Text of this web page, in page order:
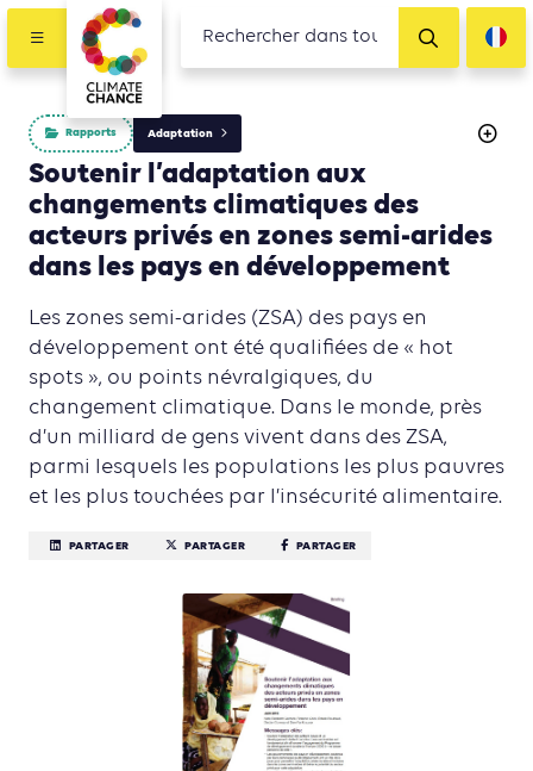
Rapports Adaptation
Soutenir l’adaptation aux
changements climatiques des
acteurs privés en zones semi-arides
dans les pays en développement
Les zones semi-arides (ZSA) des pays en
développement ont été qualifiées de « hot
spots », ou points névralgiques, du
changement climatique. Dans le monde, près
d’un milliard de gens vivent dans des ZSA,
parmi lesquels les populations les plus pauvres
et les plus touchées par l’insécurité alimentaire.
PARTAGER PARTAGER PARTAGER